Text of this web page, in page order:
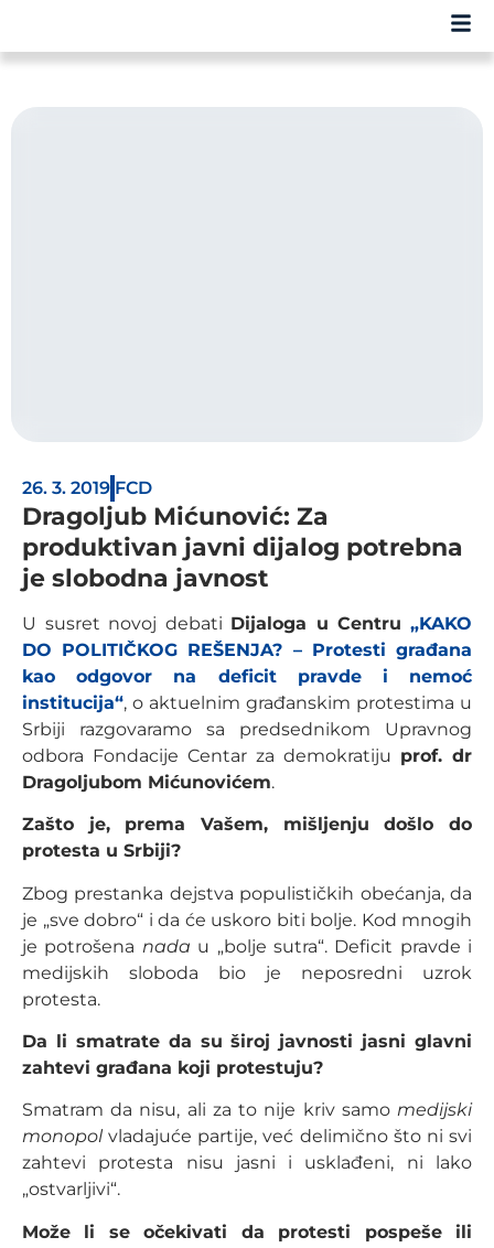
26. 3. 2019 FCD
Dragoljub Mićunović: Za
produktivan javni dijalog potrebna
je slobodna javnost
U susret novoj debati Dijaloga u Centru „KAKO
DO POLITIČKOG REŠENJA? – Protesti građana
kao odgovor na deficit pravde i nemoć
institucija“, o aktuelnim građanskim protestima u
Srbiji razgovaramo sa predsednikom Upravnog
odbora Fondacije Centar za demokratiju prof. dr
Dragoljubom Mićunovićem.
Zašto je, prema Vašem, mišljenju došlo do
protesta u Srbiji?
Zbog prestanka dejstva populističkih obećanja, da
je „sve dobro“ i da će uskoro biti bolje. Kod mnogih
je potrošena nada u „bolje sutra“. Deficit pravde i
medijskih sloboda bio je neposredni uzrok
protesta.
Da li smatrate da su široj javnosti jasni glavni
zahtevi građana koji protestuju?
Smatram da nisu, ali za to nije kriv samo medijski
monopolvladajuće partije, već delimično što ni svi
zahtevi protesta nisu jasni i usklađeni, ni lako
„ostvarljivi“.
Može li se očekivati da protesti pospeše ili